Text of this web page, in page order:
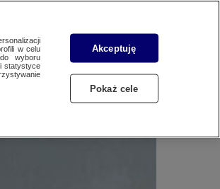
w celu
wyboru
statystyce
Akceptuję
Pokaż cele